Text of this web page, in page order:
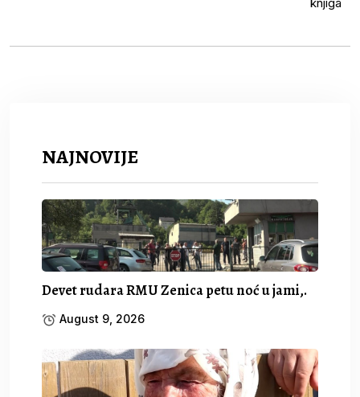
NAJNOVIJE
Devet rudara RMU Zenica petu noć u jami,.
August 9, 2026